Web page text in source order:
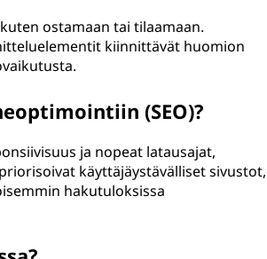
ostamaan tai tilaamaan.
kiinnittävät huomion
(SEO)?
ja nopeat latausajat,
käyttäjäystävälliset sivustot,
hakutuloksissa